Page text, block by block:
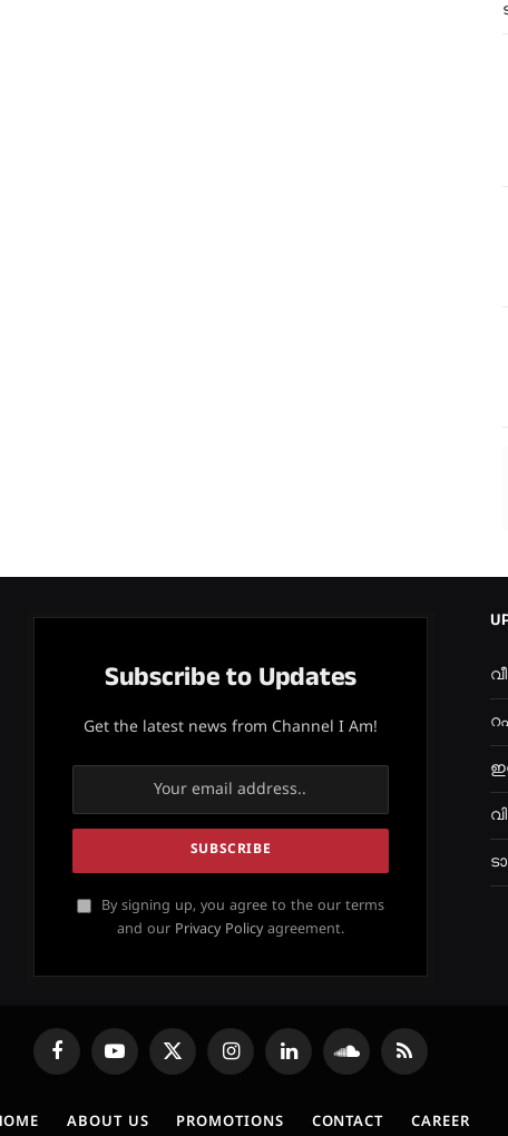
Subscribe to Updates
Get the latest news from Channel I Am!
By signing up, you agree to the our terms
and our Privacy Policyagreement.
FacebookYouTubeX
(Twitter)
InstagramLinkedInSoundCloud
RSS
ABOUT US PROMOTIONS CONTACT CAREER